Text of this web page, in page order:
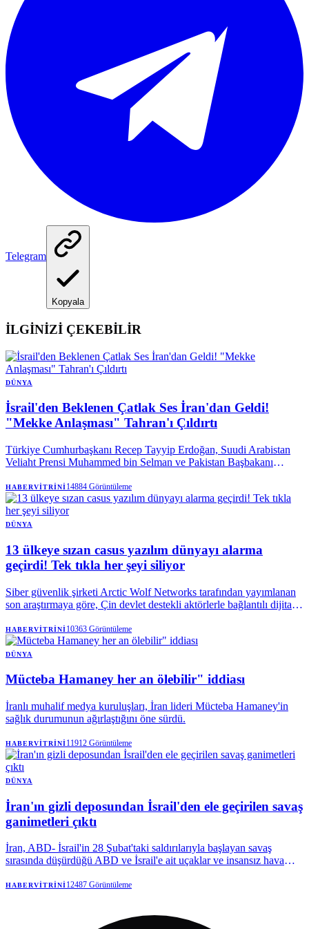
Telegram
Kopyala
İLGİNİZİ ÇEKEBİLİR
DÜNYA
İsrail'den Beklenen Çatlak Ses İran'dan Geldi!
"Mekke Anlaşması" Tahran'ı Çıldırtı
Türkiye Cumhurbaşkanı Recep Tayyip Erdoğan, Suudi Arabistan
Veliaht Prensi Muhammed bin Selman ve Pakistan Başbakanı
dengeleri değiştirdi.
HABERVITRINI14884 Görüntüleme
DÜNYA
13 ülkeye sızan casus yazılım dünyayı alarma
geçirdi! Tek tıkla her şeyi siliyor
Siber güvenlik şirketi Arctic Wolf Networks tarafından yayımlanan
son araştırmaya göre, Çin devlet destekli aktörlerle bağlantılı dijital
kapsamlı bir gözetim teknolojisine dönüştü.
HABERVITRINI10363 Görüntüleme
DÜNYA
Mücteba Hamaney her an ölebilir" iddiası
İranlı muhalif medya kuruluşları, İran lideri Mücteba Hamaney'in
sağlık durumunun ağırlaştığını öne sürdü.
HABERVITRINI11912 Görüntüleme
DÜNYA
İran'ın gizli deposundan İsrail'den ele geçirilen savaş
ganimetleri çıktı
İran, ABD- İsrail'in 28 Şubat'taki saldırılarıyla başlayan savaş
sırasında düşürdüğü ABD ve İsrail'e ait uçaklar ve insansız hava
HABERVITRINI12487 Görüntüleme